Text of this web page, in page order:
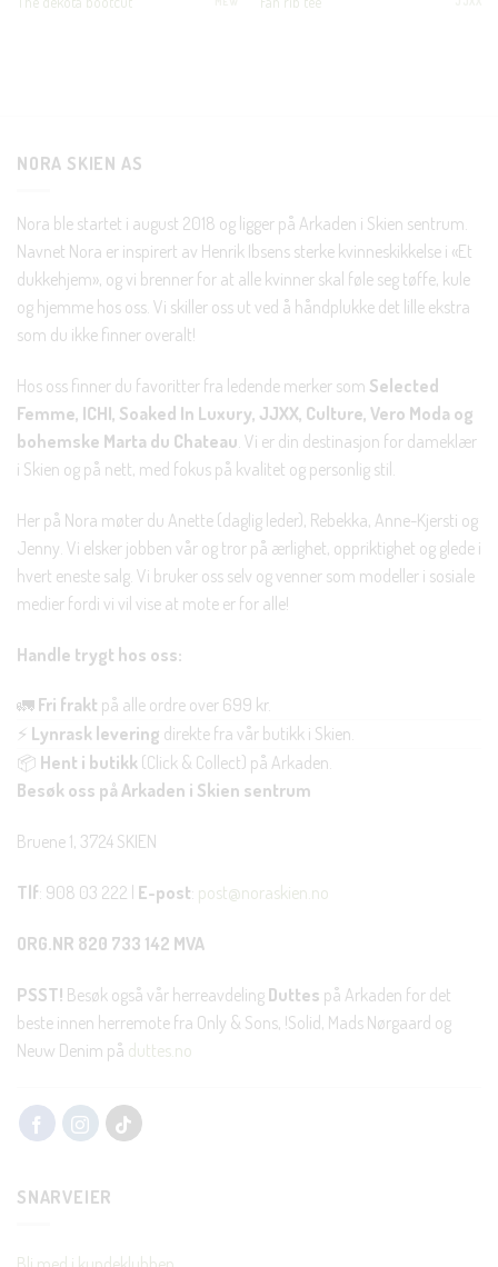
NORA SKIEN AS
Nora ble startet i august 2018 og ligger på Arkaden i Skien sentrum.
Navnet Nora er inspirert av Henrik Ibsens sterke kvinneskikkelse i «Et
dukkehjem», og vi brenner for at alle kvinner skal føle seg tøffe, kule
og hjemme hos oss. Vi skiller oss ut ved å håndplukke det lille ekstra
som du ikke finner overalt!
Hos oss finner du favoritter fra ledende merker som Selected
Femme, ICHI, Soaked In Luxury, JJXX, Culture, Vero Moda og
bohemske Marta du Chateau . Vi er din destinasjon for dameklær
i Skien og på nett, med fokus på kvalitet og personlig stil.
Her på Nora møter du Anette (daglig leder), Rebekka, Anne-Kjersti og
Jenny. Vi elsker jobben vår og tror på ærlighet, oppriktighet og glede i
hvert eneste salg. Vi bruker oss selv og venner som modeller i sosiale
medier fordi vi vil vise at mote er for alle!
Handle trygt hos oss:
🚛 Fri frakt på alle ordre over 699 kr.
⚡ Lynrask levering direkte fra vår butikk i Skien.
📦 Hent i butikk (Click & Collect) på Arkaden.
Besøk oss på Arkaden i Skien sentrum
Bruene 1, 3724 SKIEN
Tlf: 908 03 222 | E-post: post@noraskien.no
ORG.NR 820 733 142 MVA
PSST! Besøk også vår herreavdeling Duttes på Arkaden for det
beste innen herremote fra Only & Sons, !Solid, Mads Nørgaard og
Neuw Denim på duttes.no
SNARVEIER